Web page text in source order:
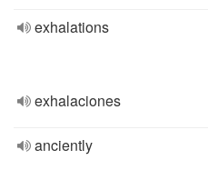
exhalations
exhalaciones
anciently